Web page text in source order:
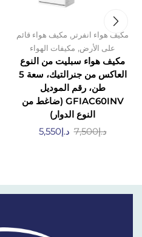
مكيف هواء انفرتر , مكيف هواء قائم
على الأرض, مكيفات الهواء
مكيف هواء سبليت من النوع
العاكس من جنرالتيك، سعة 5
طن، رقم الموديل
GFIAC60INV (ضاغط من
النوع الدوار)
د.إ7,500 د.إ5,550